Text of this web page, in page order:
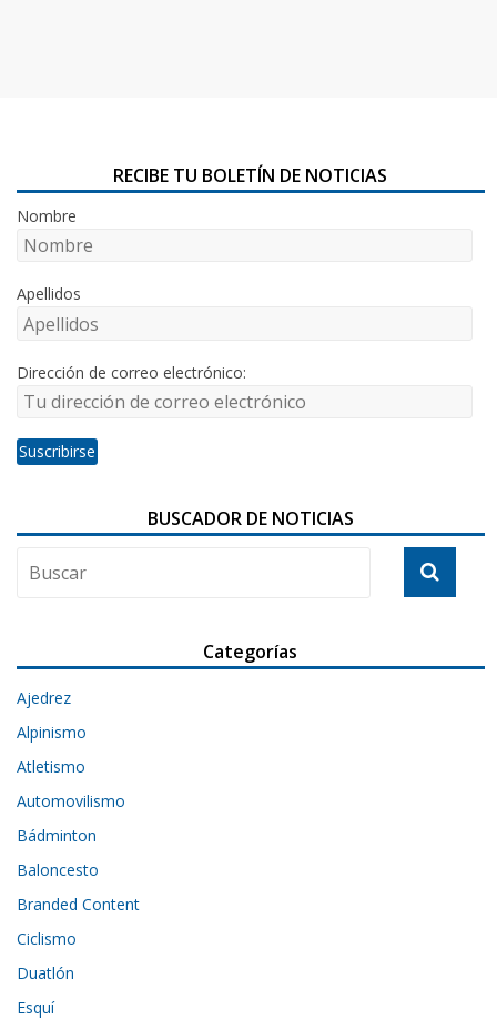
RECIBE TU BOLETÍN DE NOTICIAS
Nombre
Apellidos
Dirección de correo electrónico:
BUSCADOR DE NOTICIAS
Categorías
Ajedrez
Alpinismo
Atletismo
Automovilismo
Bádminton
Baloncesto
Branded Content
Ciclismo
Duatlón
Esquí